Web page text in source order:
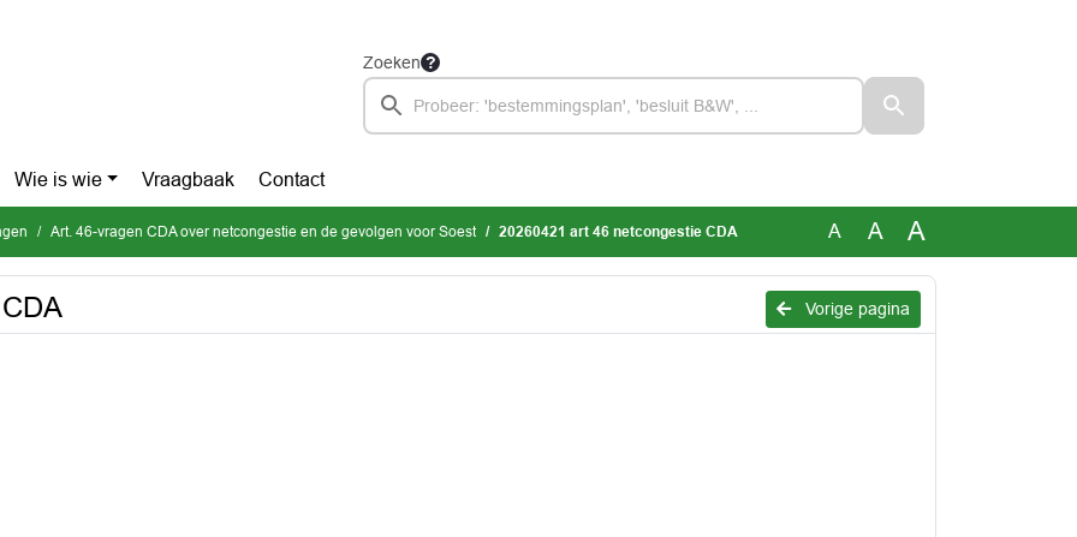
Zoeken
Wie is wie Vraagbaak Contact
Art. 46-vragen CDA over netcongestie en de gevolgen voor Soest 20260421 art 46 netcongestie CDA A A A
Vorige pagina